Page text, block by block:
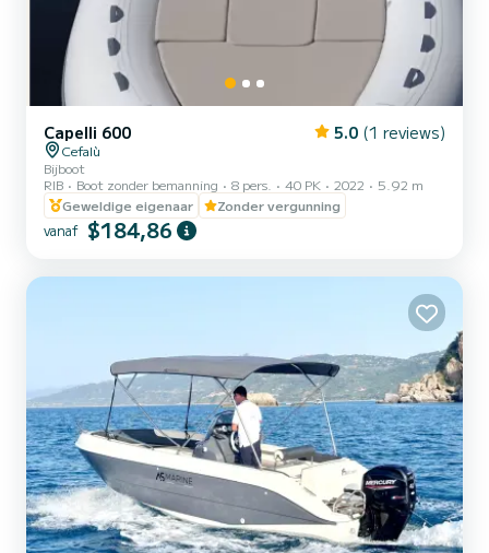
Capelli 600 5.0 (1 reviews)
Cefalù
Bijboot
RIB
Boot zonder bemanning 8 pers. 40 PK 2022
5.92 m
Geweldige eigenaar
Zonder vergunning
vanaf $184,86